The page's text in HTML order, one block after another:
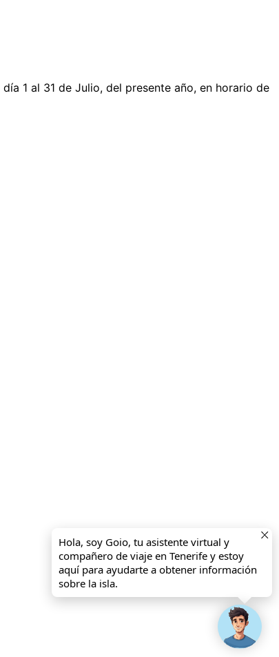
Hola, soy Goio, tu asistente virtual y
compañero de viaje en Tenerife y estoy
aquí para ayudarte a obtener información
sobre la isla.
1 al 31 de Julio, del presente año, en horario de